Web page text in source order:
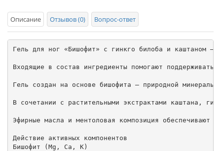
Описание Отзывов (0) Вопрос-ответ
Гель для ног «Бишофит» с гинкго билоба и каштаном —
Входящие в состав ингредиенты помогают
Гель создан на основе бишофита — природной
В сочетании с растительными экстрактами каштана,
Эфирные масла и ментоловая композиция обеспечивают
Действие активных компонентов
Бишофит (Mg, Ca, K)